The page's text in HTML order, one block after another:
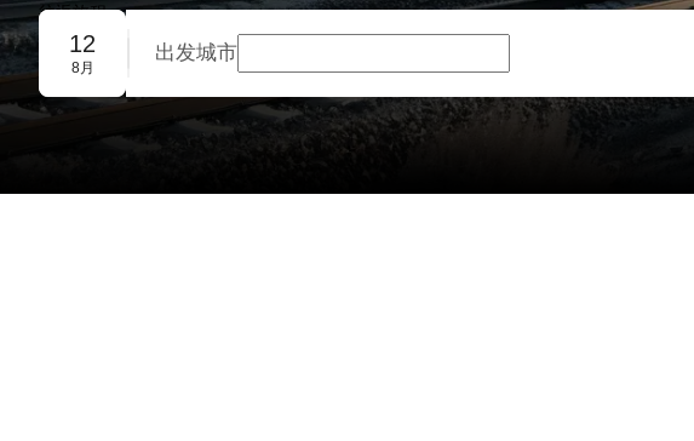
往返旅程
团体预订
12
8月
出发城市